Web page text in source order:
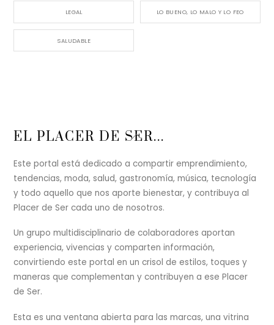
LEGAL LO BUENO, LO MALO Y LO FEO
SALUDABLE
Back
Top
EL PLACER DE SER...
Este portal está dedicado a compartir emprendimiento,
tendencias, moda, salud, gastronomía, música, tecnología
y todo aquello que nos aporte bienestar, y contribuya al
Placer de Ser cada uno de nosotros.
Un grupo multidisciplinario de colaboradores aportan
experiencia, vivencias y comparten información,
convirtiendo este portal en un crisol de estilos, toques y
maneras que complementan y contribuyen a ese Placer
de Ser.
Esta es una ventana abierta para las marcas, una vitrina